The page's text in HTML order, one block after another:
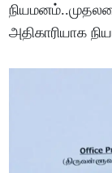
அதிகாரியாக